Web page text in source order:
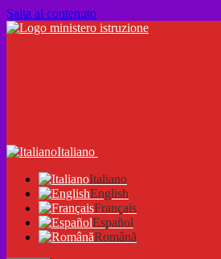
Salta al contenuto
Italiano
Italiano
English
Français
Español
Română